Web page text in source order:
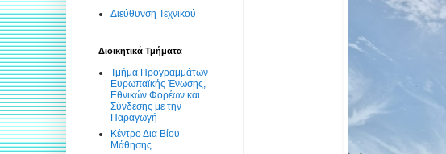
Διεύθυνση Τεχνικού
Διοικητικά Τμήματα
Τμήμα Προγραμμάτων
Ευρωπαϊκής Ένωσης,
Εθνικών Φορέων και
Σύνδεσης με την
Παραγωγή
Κέντρο Δια Βίου
Μάθησης